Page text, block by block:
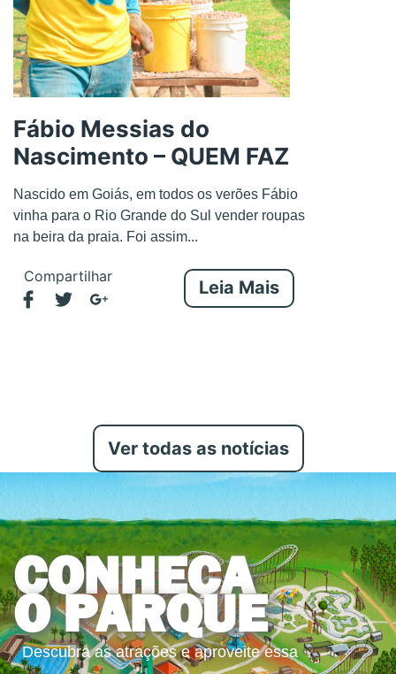
Fábio Messias do
Nascimento – QUEM FAZ
Nascido em Goiás, em todos os verões Fábio
vinha para o Rio Grande do Sul vender roupas
na beira da praia. Foi assim...
Compartilhar
Leia Mais
Ver todas as notícias
CONHEÇA
O PARQUE
Descubra as atrações e aproveite essa